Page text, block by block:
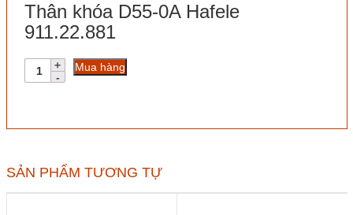
Thân khóa D55-0A Hafele
911.22.881
Thân
khóa
Mua hàng
SẢN PHẨM TƯƠNG TỰ